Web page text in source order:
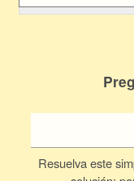
Resuelva este